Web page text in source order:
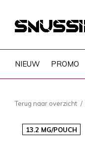
NIEUW PROMO
Terug naar overzicht
13.2 MG/POUCH